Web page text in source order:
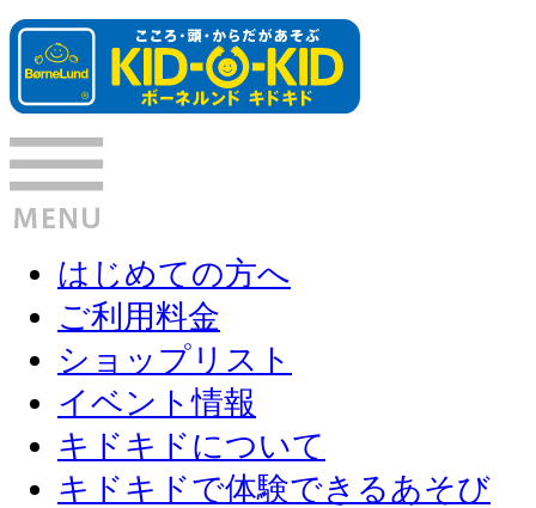
はじめての方へ
ご利用料金
ショップリスト
イベント情報
キドキドについて
キドキドで体験できるあそび